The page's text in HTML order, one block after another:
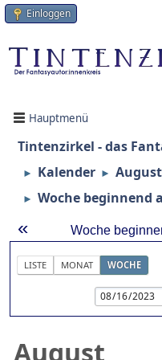
Einloggen
Hauptmenü
Tintenzirkel - das
► Kalender ►
► Woche beginnend
« Woche
LISTE MONAT WOCHE
August